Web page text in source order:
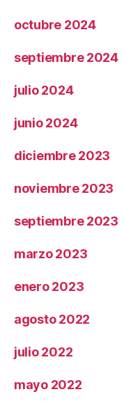
octubre 2024
septiembre 2024
julio 2024
junio 2024
diciembre 2023
noviembre 2023
septiembre 2023
marzo 2023
enero 2023
agosto 2022
julio 2022
mayo 2022